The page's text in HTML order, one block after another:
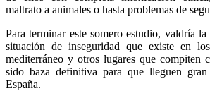
maltrato a animales o hasta problemas de
Para terminar este somero estudio, valdría
situación de inseguridad que existe en
mediterráneo y otros lugares que compiten
sido baza definitiva para que lleguen
España.